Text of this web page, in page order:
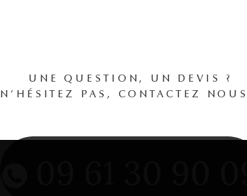
UNE QUESTION, UN DEVIS ?
N’HÉSITEZ PAS, CONTACTEZ